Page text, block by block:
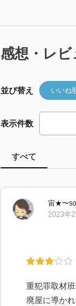
感想・レビ
並び替え いいね
表示件数
すべて
宙★〜
2023年2
重犯罪取材
廃屋に導か